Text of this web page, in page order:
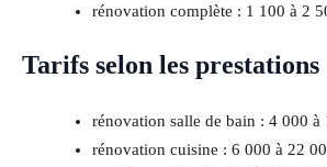
rénovation complète : 1 100 à 2
Tarifs selon les prestations
rénovation salle de bain : 4 000 à
rénovation cuisine : 6 000 à 22